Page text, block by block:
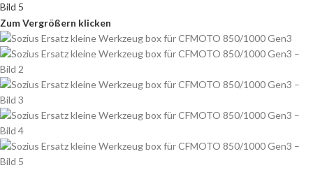
Zum Vergrößern klicken